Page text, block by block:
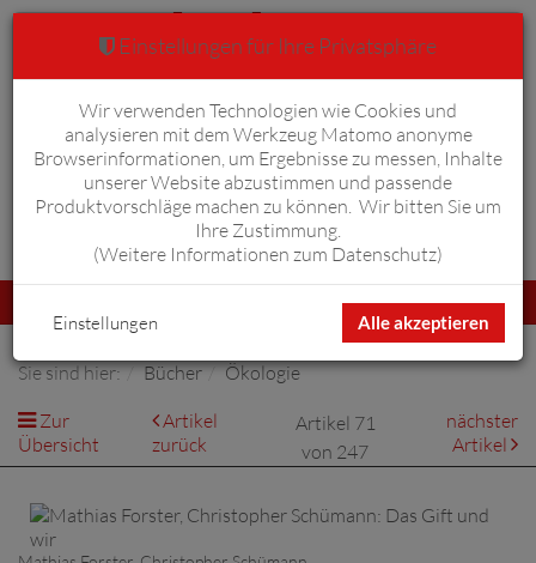
Anmelden Warenkorb 0
umschalten
Sie sind hier: Bücher
Ökologie
Zur
Übersicht
Artikel
zurück
Artikel 71
von 247
nächster
Artikel
Einstellungen für Ihre Privatsphäre
Wir verwenden Technologien wie Cookies und
analysieren mit dem Werkzeug Matomo anonyme
Browserinformationen, um Ergebnisse zu messen, Inhalte
unserer Website abzustimmen und passende
Produktvorschläge machen zu können. Wir bitten Sie um
Ihre Zustimmung.
(Weitere Informationen zum Datenschutz)
Alle akzeptieren
Einstellungen